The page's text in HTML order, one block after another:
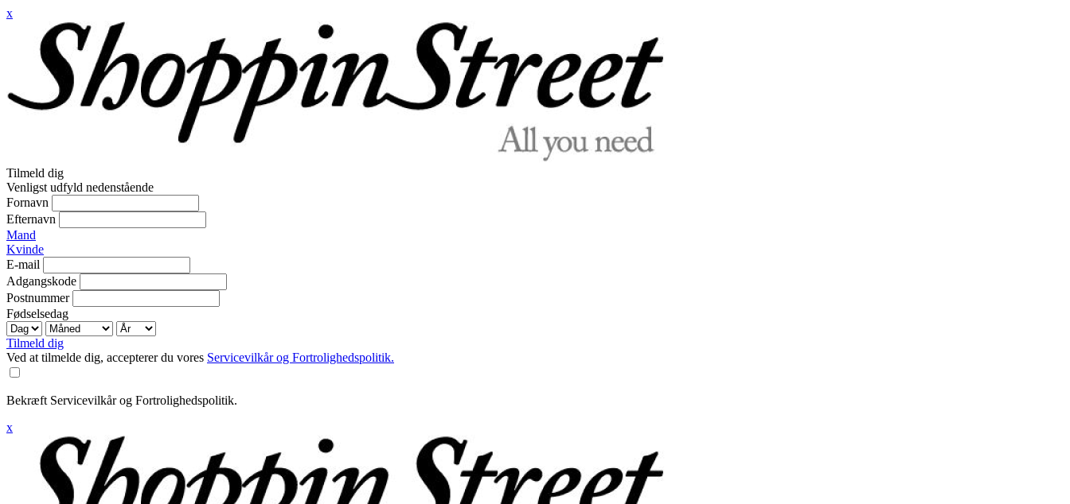
x
Tilmeld dig
Venligst udfyld nedenstående
Fornavn
Efternavn
Mand
Kvinde
E-mail
Adgangskode
Postnummer
Fødselsedag
Tilmeld dig
Ved at tilmelde dig, accepterer du vores Servicevilkår og Fortrolighedspolitik.
Bekræft Servicevilkår og Fortrolighedspolitik.
x